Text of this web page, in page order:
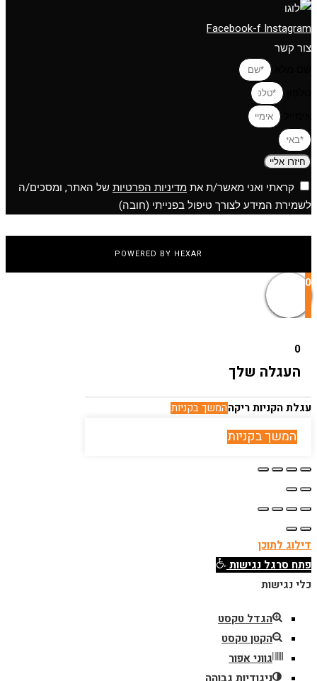
Facebook-f Instagram
צור קשר
חיזרו אליי
קראתי ואני מאשר/ת אתמדיניות הפרטיותשל האתר, ומסכים/ה
לשמירת המידע לצורך טיפול בפנייתי (חובה)
POWERED BY HEXAR
0
0
העגלה שלך
עגלת הקניות ריקההמשך בקניות
המשך בקניות
דילוג לתוכן
פתח סרגל נגישות
כלי נגישות
הגדל טקסט
הקטן טקסט
גווני אפור